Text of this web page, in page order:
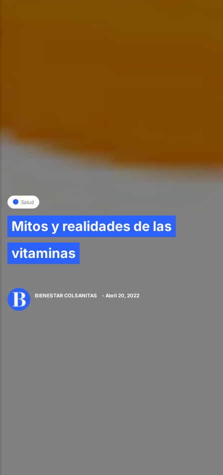
Salud
Mitos y realidades de las
vitaminas
BIENESTAR COLSANITAS - Abril 20, 2022